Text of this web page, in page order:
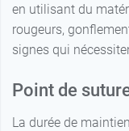
en utilisant du
rougeurs,
signes qui
Point de
La durée de